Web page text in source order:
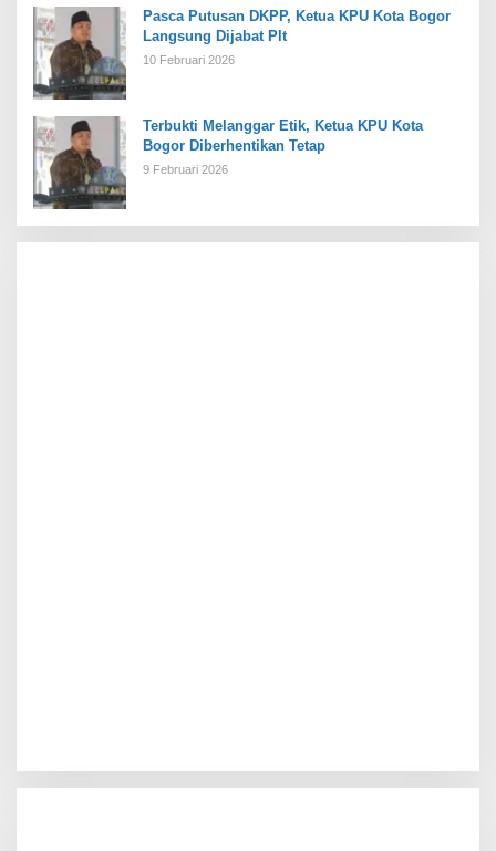
Pasca Putusan DKPP, Ketua KPU Kota Bogor
Langsung Dijabat Plt
10 Februari 2026
Terbukti Melanggar Etik, Ketua KPU Kota
Bogor Diberhentikan Tetap
9 Februari 2026